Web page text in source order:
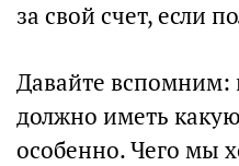
за свой счет, если
Давайте вспомним:
должно иметь
особенно. Чего мы